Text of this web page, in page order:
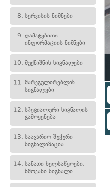
8. სერვისის ნიშნები
9. დამატებითი
ინფორმაციის ნიშნები
10. შუქნიშნის სიგნალები
11. მარეგულირებლის
სიგნალები
12. სპეციალური სიგნალის
გამოყენება
13. საავარიო შუქური
სიგნალიზაცია
14. სანათი ხელსაწყოები,
ხმოვანი სიგნალი